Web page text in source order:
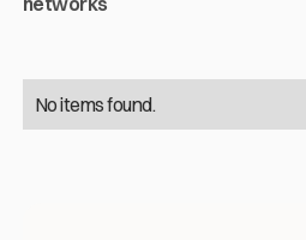
No items found.